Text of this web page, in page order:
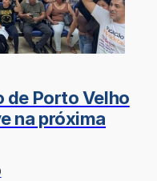
de Porto Velho
na próxima